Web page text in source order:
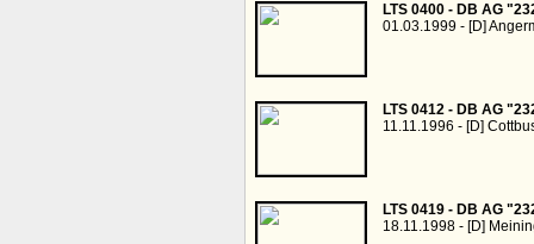
LTS 0400 - DB AG
01.03.1999 - [D]
LTS 0412 - DB AG
11.11.1996 - [D]
LTS 0419 - DB AG
18.11.1998 - [D]